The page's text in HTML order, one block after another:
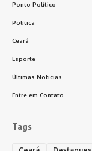
Ponto Político
Política
Ceará
Esporte
Últimas Notícias
Entre em Contato
Tags